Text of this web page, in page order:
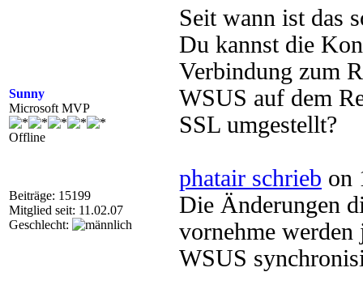
Sunny
Microsoft MVP
Offline
Beiträge: 15199
Mitglied seit: 11.02.07
Geschlecht:
Seit wann ist das
Du kannst die
Verbindung zum
WSUS auf dem
SSL umgestellt?
phatair schrieb on
Die Änderungen
vornehme
WSUS